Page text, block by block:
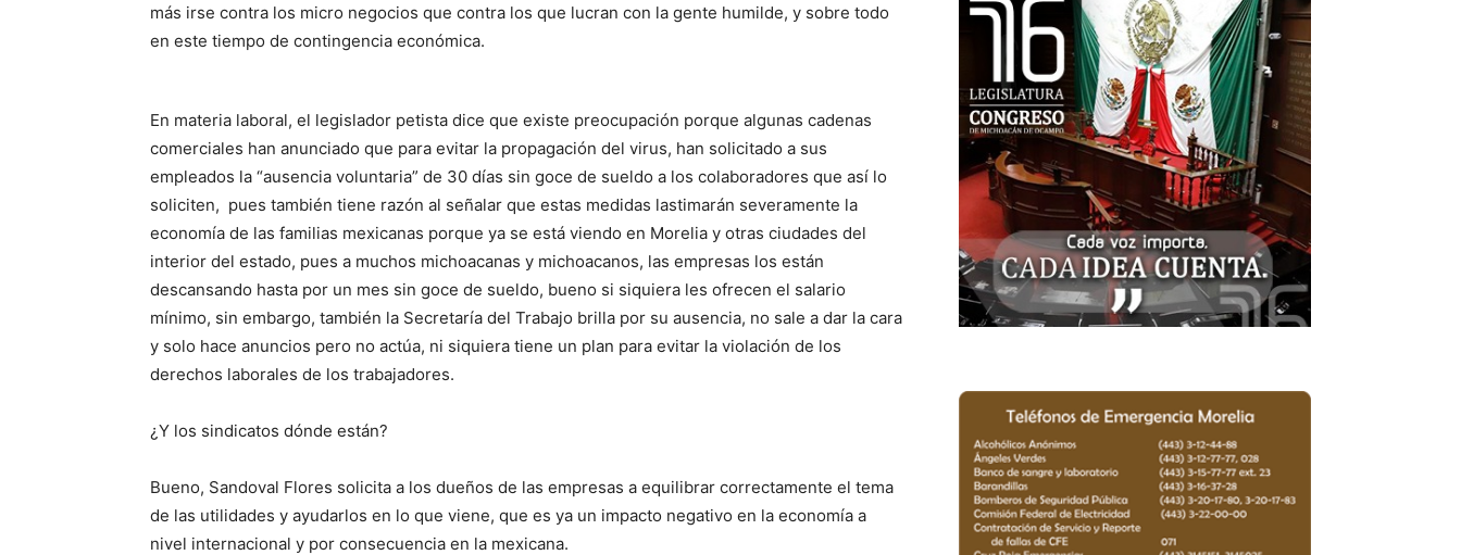
más irse contra los micro negocios que contra los que lucran con la gente humilde, y sobre todo
en este tiempo de contingencia económica.
En materia laboral, el legislador petista dice que existe preocupación porque algunas cadenas
comerciales han anunciado que para evitar la propagación del virus, han solicitado a sus
empleados la “ausencia voluntaria” de 30 días sin goce de sueldo a los colaboradores que así lo
soliciten, pues también tiene razón al señalar que estas medidas lastimarán severamente la
economía de las familias mexicanas porque ya se está viendo en Morelia y otras ciudades del
interior del estado, pues a muchos michoacanas y michoacanos, las empresas los están
descansando hasta por un mes sin goce de sueldo, bueno si siquiera les ofrecen el salario
mínimo, sin embargo, también la Secretaría del Trabajo brilla por su ausencia, no sale a dar la cara
y solo hace anuncios pero no actúa, ni siquiera tiene un plan para evitar la violación de los
derechos laborales de los trabajadores.
¿Y los sindicatos dónde están?
Bueno, Sandoval Flores solicita a los dueños de las empresas a equilibrar correctamente el tema
de las utilidades y ayudarlos en lo que viene, que es ya un impacto negativo en la economía a
nivel internacional y por consecuencia en la mexicana.